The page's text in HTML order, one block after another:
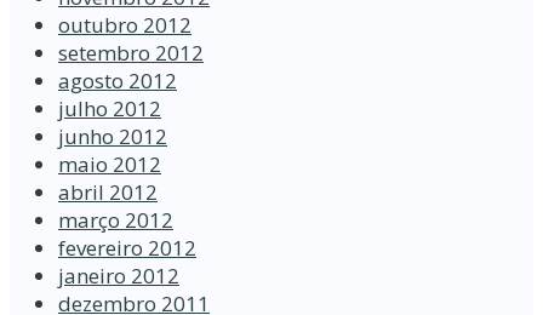
outubro 2012
setembro 2012
agosto 2012
julho 2012
junho 2012
maio 2012
abril 2012
março 2012
fevereiro 2012
janeiro 2012
dezembro 2011